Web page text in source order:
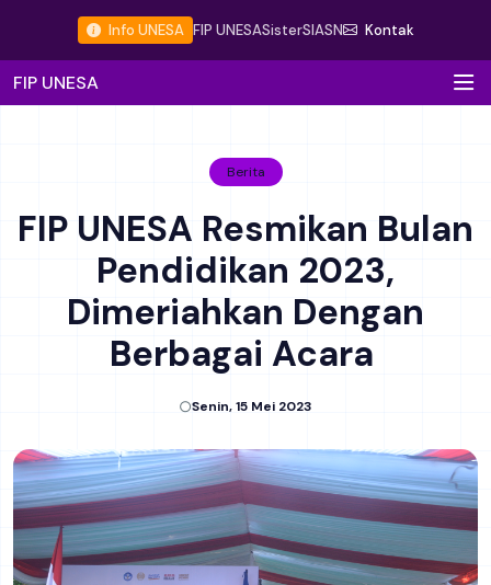
Info UNESA FIP UNESASisterSIASN Kontak
FIP UNESA
Berita
FIP UNESA Resmikan Bulan
Pendidikan 2023,
Dimeriahkan Dengan
Berbagai Acara
Senin, 15 Mei 2023